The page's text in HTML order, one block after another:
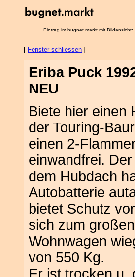
Eintrag im bugnet.markt mit Bildansicht:
[ Fenster schliessen ]
Eriba Puck
NEU
Biete hier einen
der Touring-
einen 2-
einwandfrei.
dem Hubdach
Autobatterie
bietet Schutz
sich zum
Wohnwagen
von 550 Kg.
Er ist trocken u.